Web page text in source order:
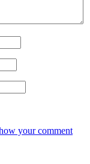
your comment